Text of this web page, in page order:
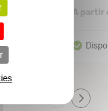
A partir